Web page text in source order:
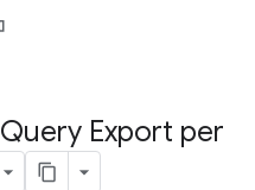
Query Export per